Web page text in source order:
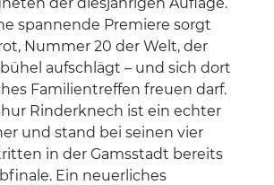
spannende Premiere sorgt
Nummer 20 der Welt, der
aufschlägt – und sich dort
Familientreffen freuen darf.
Rinderknech ist ein echter
und stand bei seinen vier
in der Gamsstadt bereits
Ein neuerliches